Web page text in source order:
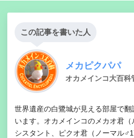
この記事を書いた人
メカピクパパ
オカメインコ大百科
世界遺産の白鷺城が見える部屋で
います。オカメインコのメカオ君
シスタント、ピクオ君（ノーマル